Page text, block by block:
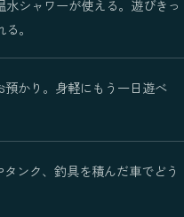
シャワーが使える。遊びきっ
。
かり。身軽にもう一日遊べ
ンク、釣具を積んだ車でどう